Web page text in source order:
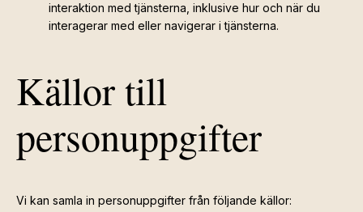
interaktion med tjänsterna, inklusive hur och när du
interagerar med eller navigerar i tjänsterna.
Källor till
personuppgifter
Vi kan samla in personuppgifter från följande källor: